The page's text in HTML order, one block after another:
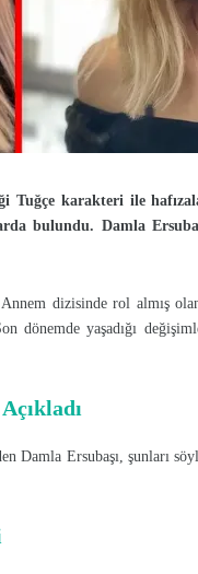
Tuğçe karakteri ile
bulundu. Damla
dizisinde rol almış
dönemde yaşadığı
Damla Ersubaşı, şunları